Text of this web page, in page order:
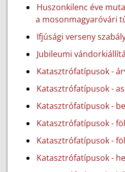
Huszonkilenc éve
a mosonmagyaróvári
Ifjúsági verseny
Jubileumi
Katasztrófatípusok -
Katasztrófatípusok -
Katasztrófatípusok -
Katasztrófatípusok -
Katasztrófatípusok -
Katasztrófatípusok -